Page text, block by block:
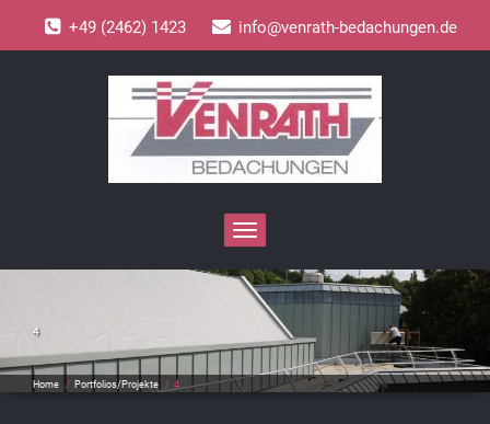
+49 (2462) 1423 info@venrath-bedachungen.de
Toggle
navigation
4
Home / Portfolios/Projekte / 4